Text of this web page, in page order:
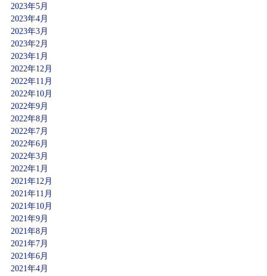
2023年5月
2023年4月
2023年3月
2023年2月
2023年1月
2022年12月
2022年11月
2022年10月
2022年9月
2022年8月
2022年7月
2022年6月
2022年3月
2022年1月
2021年12月
2021年11月
2021年10月
2021年9月
2021年8月
2021年7月
2021年6月
2021年4月